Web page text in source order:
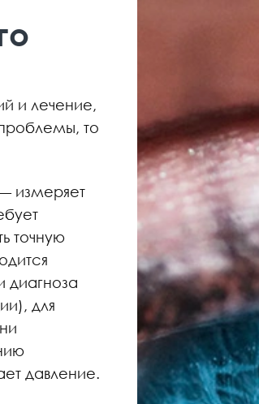
и лечение,
то
измеряет
точную
диагноза
для
давление.